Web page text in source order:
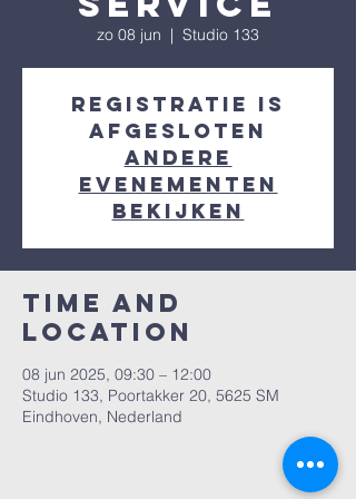
zo 08 jun
  |
Studio 133
Registratie is
afgesloten
Andere
evenementen
bekijken
Time and
Location
08 jun 2025, 09:30 – 12:00
Studio 133, Poortakker 20, 5625 SM
Eindhoven, Nederland